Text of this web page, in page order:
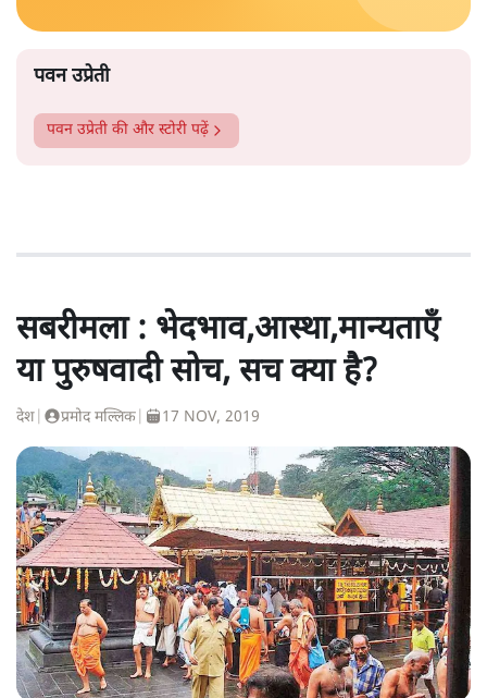
पवन उप्रेती
पवन उप्रेती की और स्टोरी पढ़ें
सबरीमला : भेदभाव,आस्था,मान्यताएँ
या पुरुषवादी सोच, सच क्या है?
देश प्रमोद मल्लिक 17 NOV, 2019